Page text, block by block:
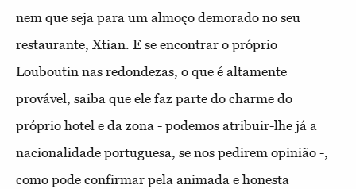
nem que seja para um almoço demorado no seu
restaurante, Xtian. E se encontrar o próprio
Louboutin nas redondezas, o que é altamente
provável, saiba que ele faz parte do charme do
próprio hotel e da zona - podemos atribuir-lhe já a
nacionalidade portuguesa, se nos pedirem opinião -,
como pode confirmar pela animada e honesta